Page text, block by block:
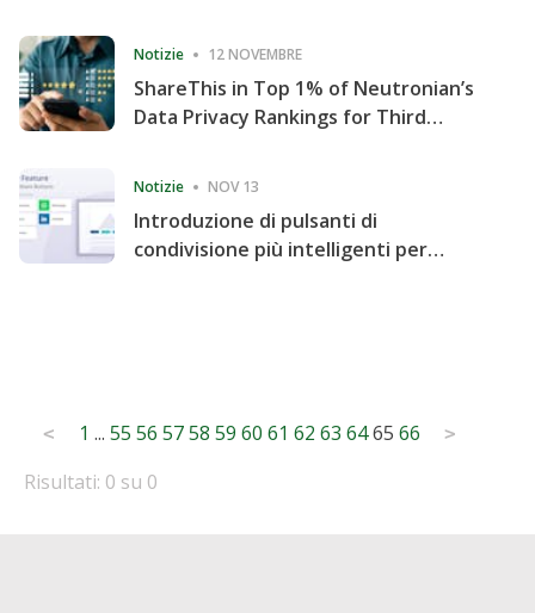
Notizie 12 NOVEMBRE
ShareThis in Top 1% of Neutronian’s
Data Privacy Rankings for Third
Notizie NOV 13
Introduzione di pulsanti di
condivisione più intelligenti per
Posts
pagination
< 1 ... 55 56 5758 59 60 61 62 63 6465 66 >
Risultati: 0 su 0